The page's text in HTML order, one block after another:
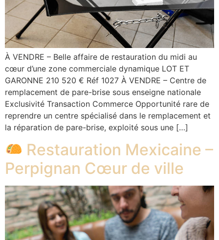
À VENDRE – Belle affaire de restauration du midi au
cœur d’une zone commerciale dynamique LOT ET
GARONNE 210 520 € Réf 1027 À VENDRE – Centre de
remplacement de pare-brise sous enseigne nationale
Exclusivité Transaction Commerce Opportunité rare de
reprendre un centre spécialisé dans le remplacement et
la réparation de pare-brise, exploité sous une […]
Restauration Mexicaine –
Perpignan Cœur de ville